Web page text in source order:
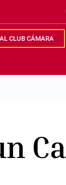
CLUB CÁMARA